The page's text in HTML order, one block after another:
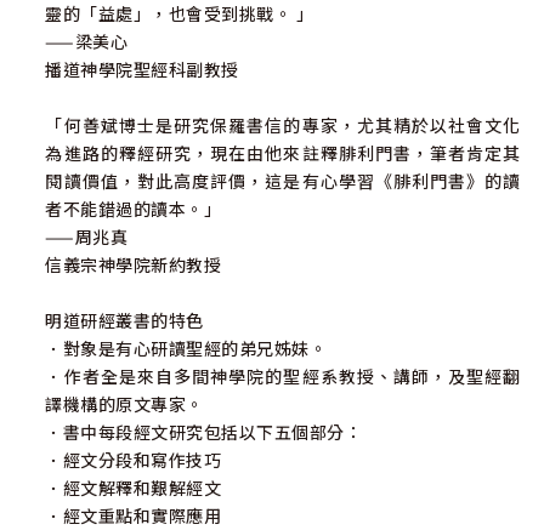
靈的「益處」，也會受到挑戰。 」
——梁美心
播道神學院聖經科副教授
「何善斌博士是研究保羅書信的專家，尤其精於以社會文化
為進路的釋經研究，現在由他來註釋腓利門書，筆者肯定其
閱讀價值，對此高度評價，這是有心學習《腓利門書》的讀
者不能錯過的讀本。」
——周兆真
信義宗神學院新約教授
明道研經叢書的特色
．對象是有心研讀聖經的弟兄姊妹。
．作者全是來自多間神學院的聖經系教授、講師，及聖經翻
譯機構的原文專家。
．書中每段經文研究包括以下五個部分：
．經文分段和寫作技巧
．經文解釋和艱解經文
．經文重點和實際應用